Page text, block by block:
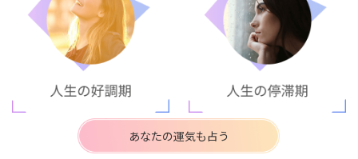
あなたの運気も占う